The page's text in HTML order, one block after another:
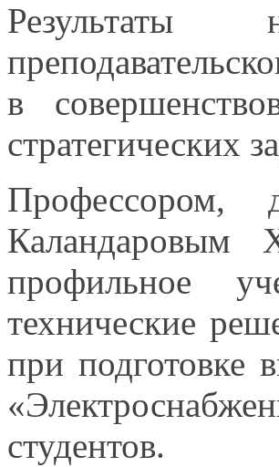
Результаты
в
стратегических
Профессором,
Каландаровым
профильное
технические
при подготовке
студентов.